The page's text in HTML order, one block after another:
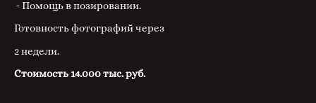
⁃ Помощь в позировании.
Готовность фотографий через
2 недели.
Стоимость 14.000 тыс. руб.